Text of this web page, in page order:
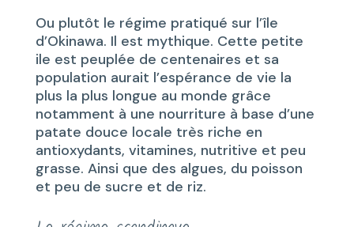
Ou plutôt le régime pratiqué sur l’île
d’Okinawa. Il est mythique. Cette petite
ile est peuplée de centenaires et sa
population aurait l’espérance de vie la
plus la plus longue au monde grâce
notamment à une nourriture à base d’une
patate douce locale très riche en
antioxydants, vitamines, nutritive et peu
grasse. Ainsi que des algues, du poisson
et peu de sucre et de riz.